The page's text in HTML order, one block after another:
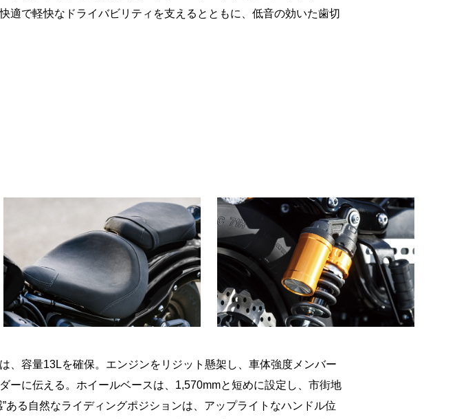
適で軽快なドライバビリティを支えるとともに、低音の効いた歯切
、容量13Lを確保。エンジンをリジット懸架し、車体強度メンバー
ーに伝える。ホイールベースは、1,570mmと短めに設定し、市街地
る自然なライディングポジションは、アップライトなハンドル位